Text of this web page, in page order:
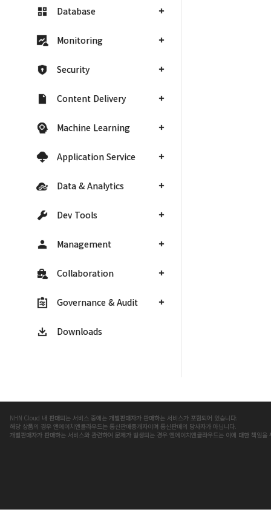
Database
Monitoring
Security
Content Delivery
Machine Learning
Application Service
Data & Analytics
Dev Tools
Management
Collaboration
Governance & Audit
Downloads
NHN Cloud 내 판매되는 서비스 중에는 개별판매자가 판매하는 서비스가 포함되어 있습니다.
해당 상품의 경우 엔에이치엔클라우드는 통신판매중개자이며 통신판매의 당사자가 아닙니다.
개별판매자가 판매하는 서비스와 관련하여 문제가 발생되는 경우 엔에이치엔클라우드는 이에 대한 책임을